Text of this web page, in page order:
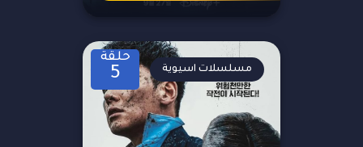
حلقة
5 مسلسلات اسيوية